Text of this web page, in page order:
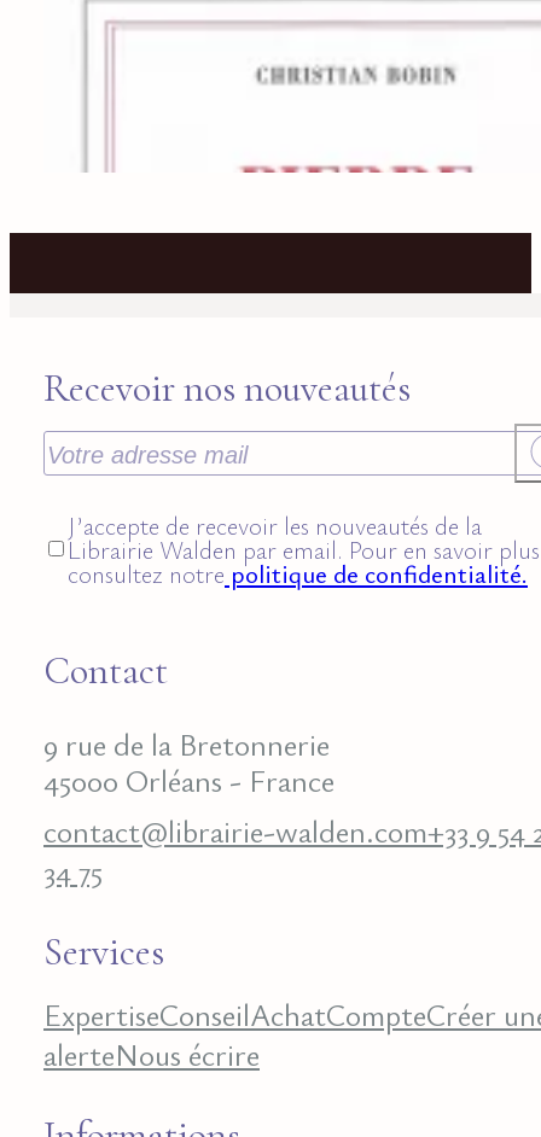
Recevoir nos nouveautés
J’accepte de recevoir les nouveautés de la
Librairie Walden par email. Pour en savoir
consultez notre politique de confidentialité.
Contact
9 rue de la Bretonnerie
45000 Orléans - France
contact@librairie-walden.com+33 9 54
34 75
Services
ExpertiseConseilAchatCompteCréer
alerteNous écrire